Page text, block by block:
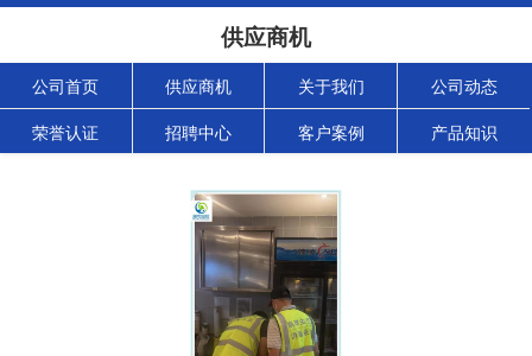
供应商机
公司首页 供应商机 关于我们 公司动态
荣誉认证 招聘中心 客户案例 产品知识